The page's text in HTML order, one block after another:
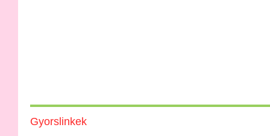
Gyorslinkek